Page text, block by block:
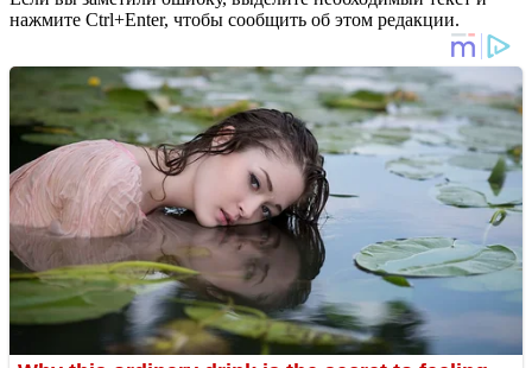
нажмите Ctrl+Enter, чтобы сообщить об этом редакции.